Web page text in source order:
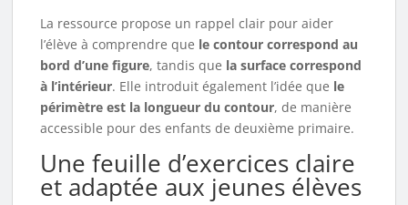
La ressource propose un rappel clair pour aider
l’élève à comprendre que le contour correspond au
bord d’une figure, tandis que la surface correspond
à l’intérieur. Elle introduit également l’idée que le
périmètre est la longueur du contour, de manière
accessible pour des enfants de deuxième primaire.
Une feuille d’exercices claire
et adaptée aux jeunes élèves